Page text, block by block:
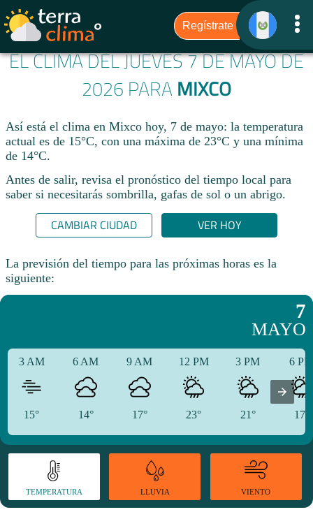
EL CLIMA DEL JUEVES 7 DE MAYO DE
2026 PARA MIXCO
Así está el clima en Mixco hoy, 7 de mayo: la temperatura
actual es de 15°C, con una máxima de 23°C y una mínima
de 14°C.
Antes de salir, revisa el pronóstico del tiempo local para
saber si necesitarás sombrilla, gafas de sol o un abrigo.
CAMBIAR CIUDAD VER HOY
La previsión del tiempo para las próximas horas es la
siguiente:
7
MAYO
3 AM
15°
6 AM
14°
9 AM
17°
12 PM
23°
3 PM
21°
6
17°
TEMPERATURA LLUVIA VIENTO